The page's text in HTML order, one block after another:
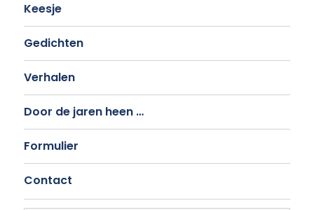
Keesje
Gedichten
Verhalen
Door de jaren heen …
Formulier
Contact